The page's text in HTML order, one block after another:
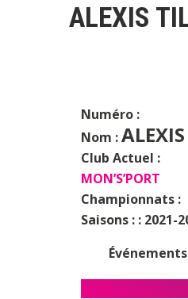
ALEXIS
Numéro :
Nom :
Club Actuel :
MON’S’PORT
Championnats :
Saisons : : 2021-
Événements